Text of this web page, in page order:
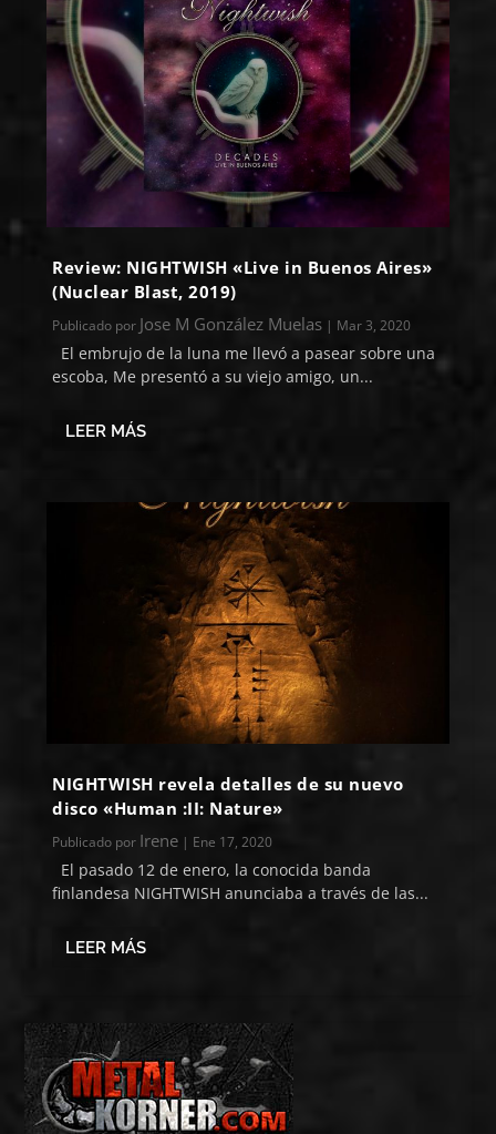
Review: NIGHTWISH «Live in Buenos Aires»
(Nuclear Blast, 2019)
Publicado por Jose M González Muelas | Mar 3, 2020
El embrujo de la luna me llevó a pasear sobre una
escoba, Me presentó a su viejo amigo, un...
LEER MÁS
NIGHTWISH revela detalles de su nuevo
disco «Human :II: Nature»
Publicado por Irene | Ene 17, 2020
El pasado 12 de enero, la conocida banda
finlandesa NIGHTWISH anunciaba a través de las...
LEER MÁS